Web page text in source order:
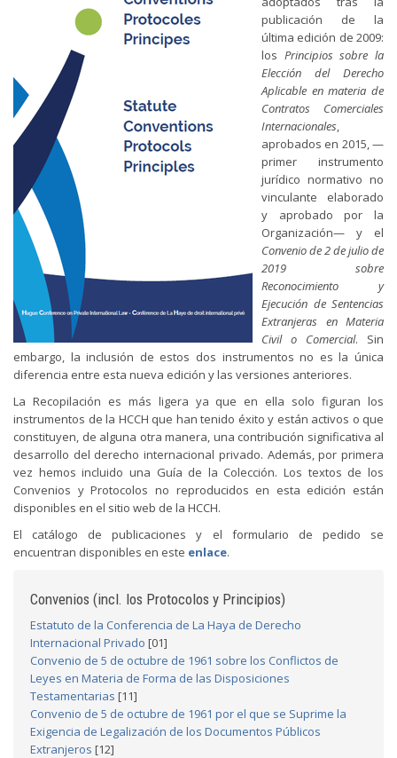
publicación de la
última edición de 2009:
los Principios sobre la
Elección del Derecho
Aplicable en materia de
Contratos Comerciales
Internacionales,
aprobados en 2015, —
primer instrumento
jurídico normativo no
vinculante elaborado
y aprobado por la
Organización— y el
Convenio de 2 de julio de
2019 sobre
Reconocimiento y
Ejecución de Sentencias
Extranjeras en Materia
Civil o Comercial. Sin
embargo, la inclusión de estos dos instrumentos no es la única
diferencia entre esta nueva edición y las versiones anteriores.
La Recopilación es más ligera ya que en ella solo figuran los
instrumentos de la HCCH que han tenido éxito y están activos o que
constituyen, de alguna otra manera, una contribución significativa al
desarrollo del derecho internacional privado. Además, por primera
vez hemos incluido una Guía de la Colección. Los textos de los
Convenios y Protocolos no reproducidos en esta edición están
disponibles en el sitio web de la HCCH.
El catálogo de publicaciones y el formulario de pedido se
encuentran disponibles en este enlace.
Convenios (incl. los Protocolos y Principios)
Estatuto de la Conferencia de La Haya de Derecho
Internacional Privado [01]
Convenio de 5 de octubre de 1961 sobre los Conflictos de
Leyes en Materia de Forma de las Disposiciones
Testamentarias [11]
Convenio de 5 de octubre de 1961 por el que se Suprime la
Exigencia de Legalización de los Documentos Públicos
Extranjeros [12]